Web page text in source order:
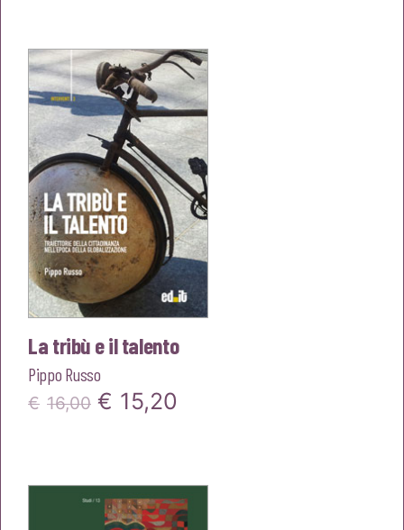
era:
€20,00.
è:
€19,00.
La tribù e il talento
Pippo Russo
€ 16,00 Il
era:
€ 15,20
è: